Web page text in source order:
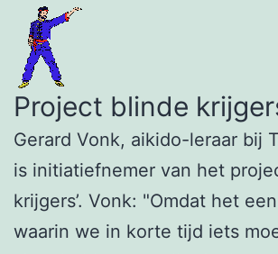
Project blinde
Gerard Vonk, aikido-leraar bij
is initiatiefnemer van het
krijgers’. Vonk: "Omdat het
waarin we in korte tijd iets